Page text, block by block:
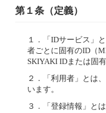
第１条（定義）
１．
「IDサービス」
者ごとに固有のID（
SKIYAKI IDまたは固
２．
「利用者」とは
います。
３．
「登録情報」と